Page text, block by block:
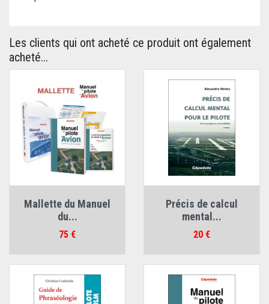
Les clients qui ont acheté ce produit ont également
acheté...
Mallette du Manuel
du...
Prix
75 €
Précis de calcul
mental...
Prix
20 €